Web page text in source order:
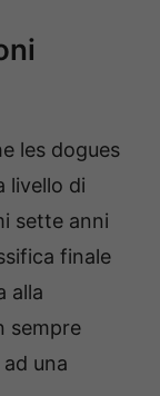
les dogues
livello di
sette anni
finale
alla
sempre
una